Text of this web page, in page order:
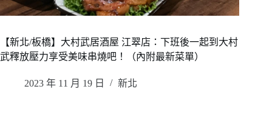
【新北/板橋】大村武居酒屋 江翠店：下班後一起到大村
武釋放壓力享受美味串燒吧！（內附最新菜單）
2023 年 11 月 19 日 新北